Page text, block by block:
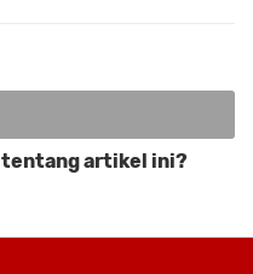
Komentar
tentang artikel ini?